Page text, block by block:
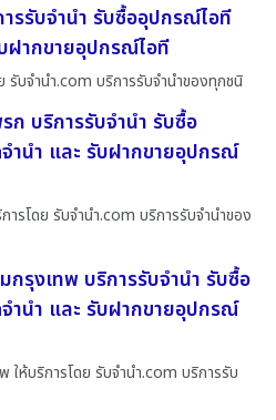
รรับจำนำ รับซื้ออุปกรณ์ไอที
ฝากขายอุปกรณ์ไอที
รับจํานํา.com บริการรับจำนำของทุกชนิ
ก บริการรับจำนำ รับซื้อ
ำนำ และ รับฝากขายอุปกรณ์
รโดย รับจํานํา.com บริการรับจำนำของ
กรุงเทพ บริการรับจำนำ รับซื้อ
ำนำ และ รับฝากขายอุปกรณ์
ให้บริการโดย รับจํานํา.com บริการรับ